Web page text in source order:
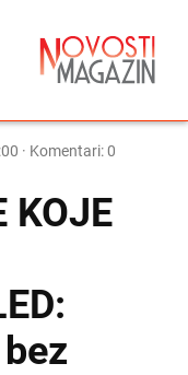
· Komentari: 0
KOJE